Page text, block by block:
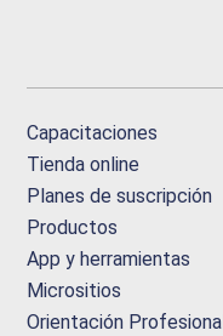
Capacitaciones
Tienda online
Planes de suscripción
Productos
App y herramientas
Micrositios
Orientación Profesional